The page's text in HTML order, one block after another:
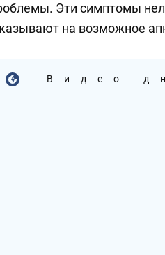
Эти симптомы
на возможное
Видео